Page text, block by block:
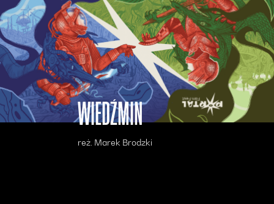
WIEDŹMIN
reż. Marek Brodzki